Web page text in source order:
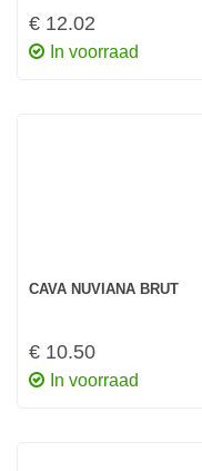
€ 12.02
In voorraad
CAVA NUVIANA BRUT
€ 10.50
In voorraad